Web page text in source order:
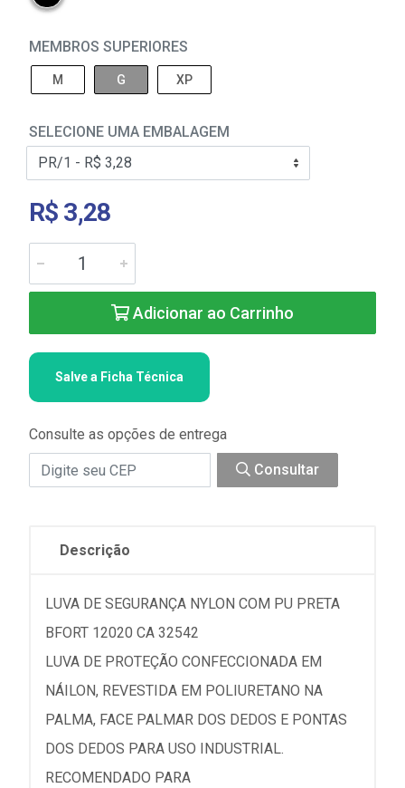
MEMBROS SUPERIORES
M G XP
SELECIONE UMA EMBALAGEM
R$ 3,28
Adicionar ao Carrinho
Salve a Ficha Técnica
Consulte as opções de entrega
Consultar
Descrição
LUVA DE SEGURANÇA NYLON COM PU PRETA
BFORT 12020 CA 32542
LUVA DE PROTEÇÃO CONFECCIONADA EM
NÁILON, REVESTIDA EM POLIURETANO NA
PALMA, FACE PALMAR DOS DEDOS E PONTAS
DOS DEDOS PARA USO INDUSTRIAL.
RECOMENDADO PARA